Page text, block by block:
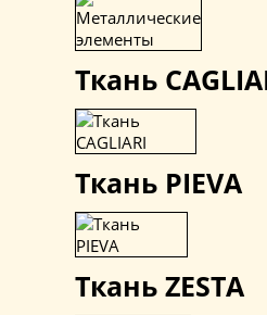
Ткань
Ткань PIEVA
Ткань ZESTA